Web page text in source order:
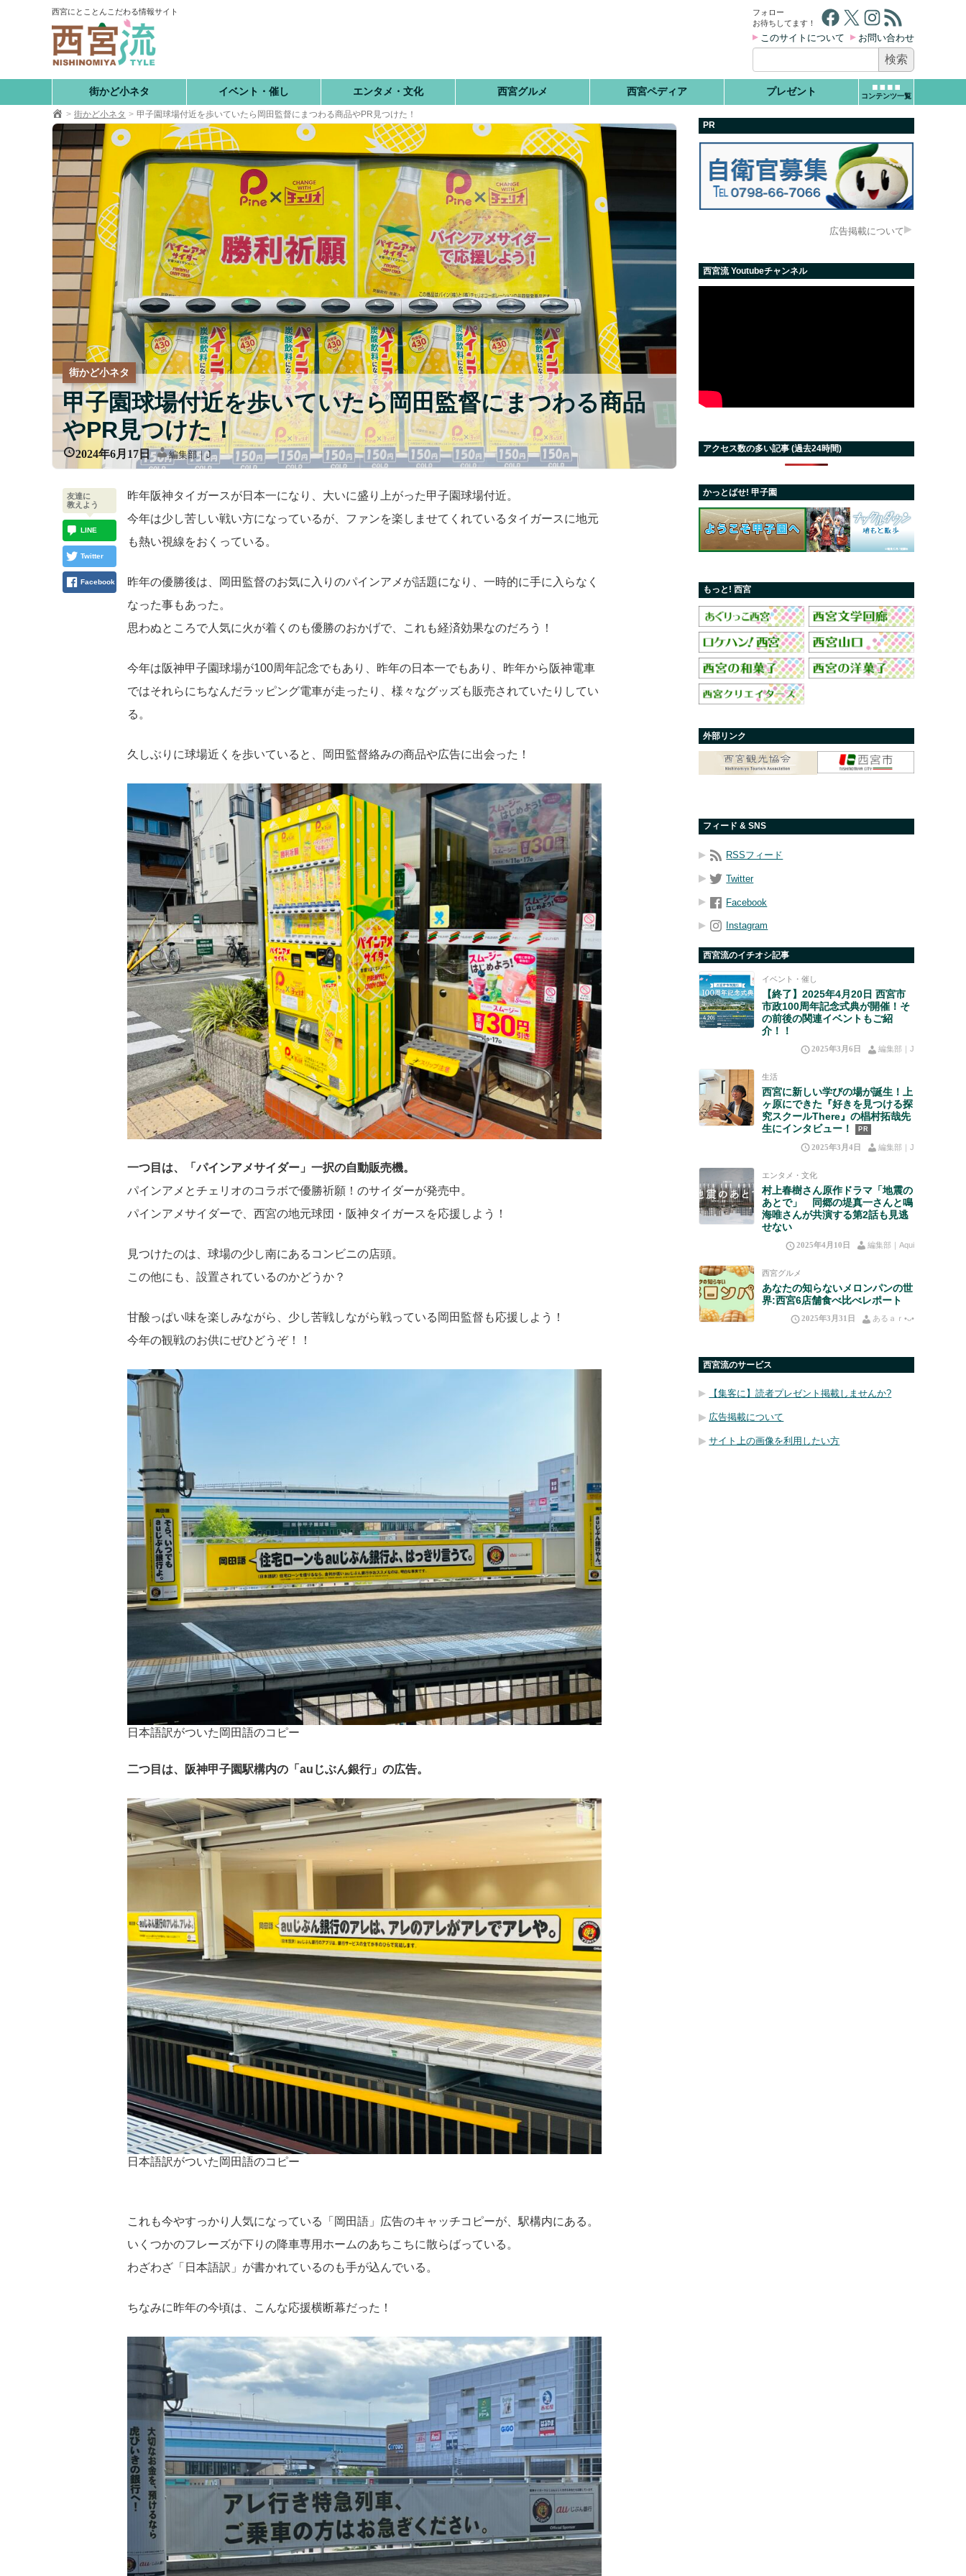
西宮にとことんこだわる情報サイト
街かど小ネタ イベント・催し エンタメ・文化 西宮グルメ 西宮ペディア プレゼント コンテンツ一覧
フォロー
お待ちしてます！
Facebook X Instagram RSS フィード
このサイトについて お問い合わせ
索:
街かど小ネタ 甲子園球場付近を歩いていたら岡田監督にまつわる商品やPR見つけた！
街かど小ネタ
甲子園球場付近を歩いていたら岡田監督にまつわる商品
やPR見つけた！
2024年6月17日 編集部｜J
昨年阪神タイガースが日本一になり、大いに盛り上がった甲子園球場付近。
今年は少し苦しい戦い方になっているが、ファンを楽しませてくれているタイガースに地元
も熱い視線をおくっている。
昨年の優勝後は、岡田監督のお気に入りのパインアメが話題になり、一時的に手に入らなく
なった事もあった。
思わぬところで人気に火が着くのも優勝のおかげで、これも経済効果なのだろう！
今年は阪神甲子園球場が100周年記念でもあり、昨年の日本一でもあり、昨年から阪神電車
ではそれらにちなんだラッピング電車が走ったり、様々なグッズも販売されていたりしてい
る。
久しぶりに球場近くを歩いていると、岡田監督絡みの商品や広告に出会った！
一つ目は、「パインアメサイダー」一択の自動販売機。
パインアメとチェリオのコラボで優勝祈願！のサイダーが発売中。
パインアメサイダーで、西宮の地元球団・阪神タイガースを応援しよう！
見つけたのは、球場の少し南にあるコンビニの店頭。
この他にも、設置されているのかどうか？
甘酸っぱい味を楽しみながら、少し苦戦しながら戦っている岡田監督も応援しよう！
今年の観戦のお供にぜひどうぞ！！
日本語訳がついた岡田語のコピー
二つ目は、阪神甲子園駅構内の「auじぶん銀行」の広告。
日本語訳がついた岡田語のコピー
これも今やすっかり人気になっている「岡田語」広告のキャッチコピーが、駅構内にある。
いくつかのフレーズが下りの降車専用ホームのあちこちに散らばっている。
わざわざ「日本語訳」が書かれているのも手が込んでいる。
ちなみに昨年の今頃は、こんな応援横断幕だった！
友達に
教えよう
LINE
Twitter
Facebook
PR
広告掲載について
西宮流 Youtubeチャンネル
アクセス数の多い記事 (過去24時間)
かっとばせ! 甲子園
もっと! 西宮
外部リンク
フィード & SNS
RSSフィード
Twitter
Facebook
Instagram
西宮流のイチオシ記事
イベント・催し
【終了】2025年4月20日 西宮市
市政100周年記念式典が開催！そ
の前後の関連イベントもご紹
介！！
2025年3月6日 編集部｜J
生活
西宮に新しい学びの場が誕生！上
ヶ原にできた『好きを見つける探
究スクールThere』の椙村拓哉先
生にインタビュー！
PR
2025年3月4日 編集部｜J
エンタメ・文化
村上春樹さん原作ドラマ「地震の
あとで」 同郷の堤真一さんと鳴
海唯さんが共演する第2話も見逃
せない
2025年4月10日 編集部｜Aqui
西宮グルメ
あなたの知らないメロンパンの世
界:西宮6店舗食べ比べレポート
2025年3月31日 あるａｒ•⁠ᴗ⁠•⁠
西宮流のサービス
【集客に】読者プレゼント掲載しませんか?
広告掲載について
サイト上の画像を利用したい方